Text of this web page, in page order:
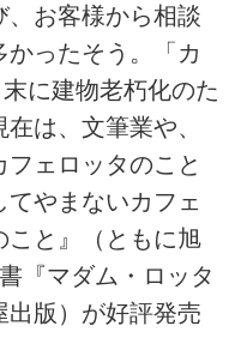
、お客様から相談
ったそう。「カ
に建物老朽化のた
は、文筆業や、
ェロッタのこと
やまないカフェ
こと』（ともに旭
『マダム・ロッタ
出版）が好評発売